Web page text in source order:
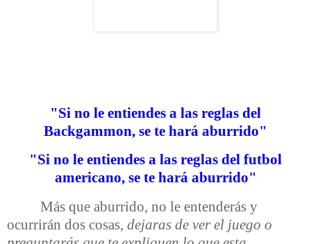
"Si no le entiendes a las reglas del
Backgammon, se te hará aburrido"
"Si no le entiendes a las reglas del futbol
americano, se te hará aburrido"
Más que aburrido, no le entenderás y
ocurrirán dos cosas, dejaras de ver el juego o